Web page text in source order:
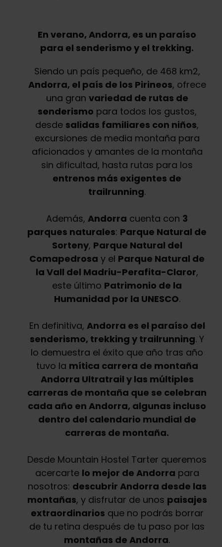
En verano, Andorra, es un paraíso
para el senderismo y el trekking.
Siendo un país pequeño, de 468 km2,
Andorra, el país de los Pirineos, ofrece
una gran variedad de rutas de
senderismo para todos los gustos,
desde salidas familiares con niños,
excursiones de media montaña para
aficionados y amantes de la montaña
sin dificultad, hasta rutas para los
entrenos más exigentes de
trailrunning.
Además, Andorra cuenta con 3
parques naturales: Parque Natural de
Sorteny, Parque Natural del
Comapedrosa y el Parque Natural de
la Vall del Madriu-Perafita-Claror,
este último Patrimonio de la
Humanidad por la UNESCO.
En definitiva, Andorra es el paraíso del
senderismo, trekking y trailrunning. Y
lo demuestra el éxito que año tras año
tuvo la mítica carrera de montaña
Andorra Ultratrail y las múltiples
carreras de montaña que se celebran
cada año en Andorra, algunas incluso
dentro del calendario mundial de
carreras de montaña.
Desde Mountain Hostel Tarter queremos
acercarte lo mejor de Andorra para
nosotros: descubrir Andorra desde las
montañas, y disfrutar de unos paisajes
extraordinarios que no podrás borrar
de tu retina después de tu paso por las
montañas de Andorra.